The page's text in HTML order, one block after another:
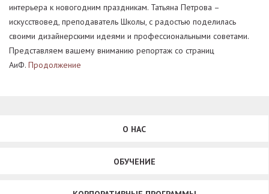
интерьера к новогодним праздникам. Татьяна Петрова –
искусствовед, преподаватель Школы, с радостью поделилась
своими дизайнерскими идеями и профессиональными советами.
Представляем вашему вниманию репортаж со страниц
АиФ. Продолжение
О НАС
ОБУЧЕНИЕ